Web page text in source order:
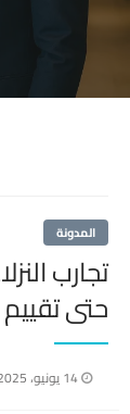
المدونة
تجارب
حتى
نُشر
14 يونيو، 2025